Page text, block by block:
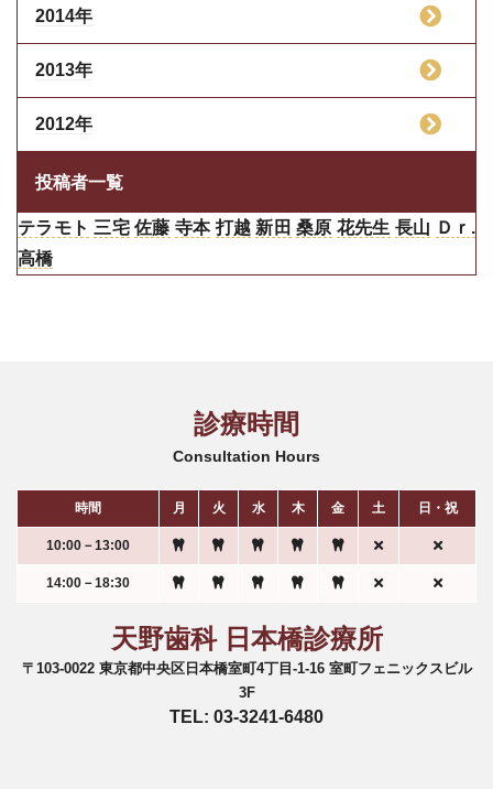
2014年
2013年
2012年
投稿者一覧
テラモト 三宅 佐藤 寺本 打越 新田 桑原 花先生 長山 Ｄｒ.
高橋
診療時間
Consultation Hours
時間 月 火 水 木 金 土 日・祝
10:00－13:00
14:00－18:30
天野歯科 日本橋診療所
〒103-0022 東京都中央区日本橋室町4丁目-1-16 室町フェニックスビル
3F
TEL: 03-3241-6480